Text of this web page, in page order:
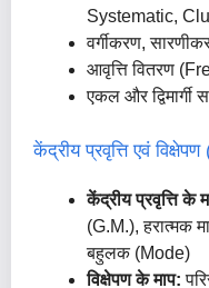
Systematic,
वर्गीकरण,
आवृत्ति वितरण
एकल और द्विमार्गी
केंद्रीय प्रवृत्ति एवं
केंद्रीय प्रवृत्ति के
(G.M.), हरात्मक
बहुलक (Mode)
विक्षेपण के माप: